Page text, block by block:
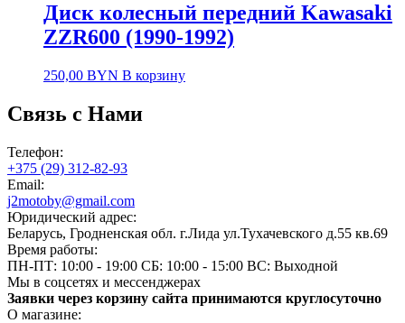
Диск колесный передний Kawasaki
ZZR600 (1990-1992)
250,00 BYN В корзину
Связь с Нами
Телефон:
+375 (29) 312-82-93
Email:
j2motoby@gmail.com
Юридический адрес:
Беларусь, Гродненская обл. г.Лида ул.Тухачевского д.55 кв.69
Время работы:
ПН-ПТ: 10:00 - 19:00 СБ: 10:00 - 15:00 ВС: Выходной
Мы в соцсетях и мессенджерах
Заявки через корзину сайта принимаются круглосуточно
О магазине: